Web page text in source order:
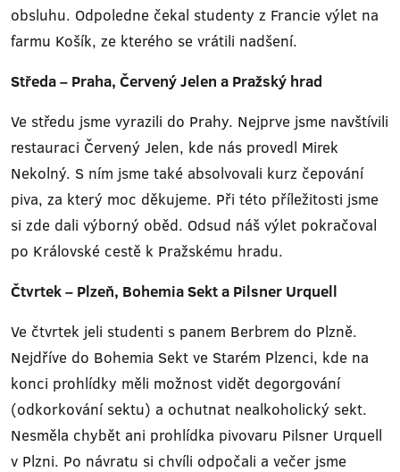
obsluhu. Odpoledne čekal studenty z Francie výlet na
farmu Košík, ze kterého se vrátili nadšení.
Středa – Praha, Červený Jelen a Pražský hrad
Ve středu jsme vyrazili do Prahy. Nejprve jsme navštívili
restauraci Červený Jelen, kde nás provedl Mirek
Nekolný. S ním jsme také absolvovali kurz čepování
piva, za který moc děkujeme. Při této příležitosti jsme
si zde dali výborný oběd. Odsud náš výlet pokračoval
po Královské cestě k Pražskému hradu.
Čtvrtek – Plzeň, Bohemia Sekt a Pilsner Urquell
Ve čtvrtek jeli studenti s panem Berbrem do Plzně.
Nejdříve do Bohemia Sekt ve Starém Plzenci, kde na
konci prohlídky měli možnost vidět degorgování
(odkorkování sektu) a ochutnat nealkoholický sekt.
Nesměla chybět ani prohlídka pivovaru Pilsner Urquell
v Plzni. Po návratu si chvíli odpočali a večer jsme